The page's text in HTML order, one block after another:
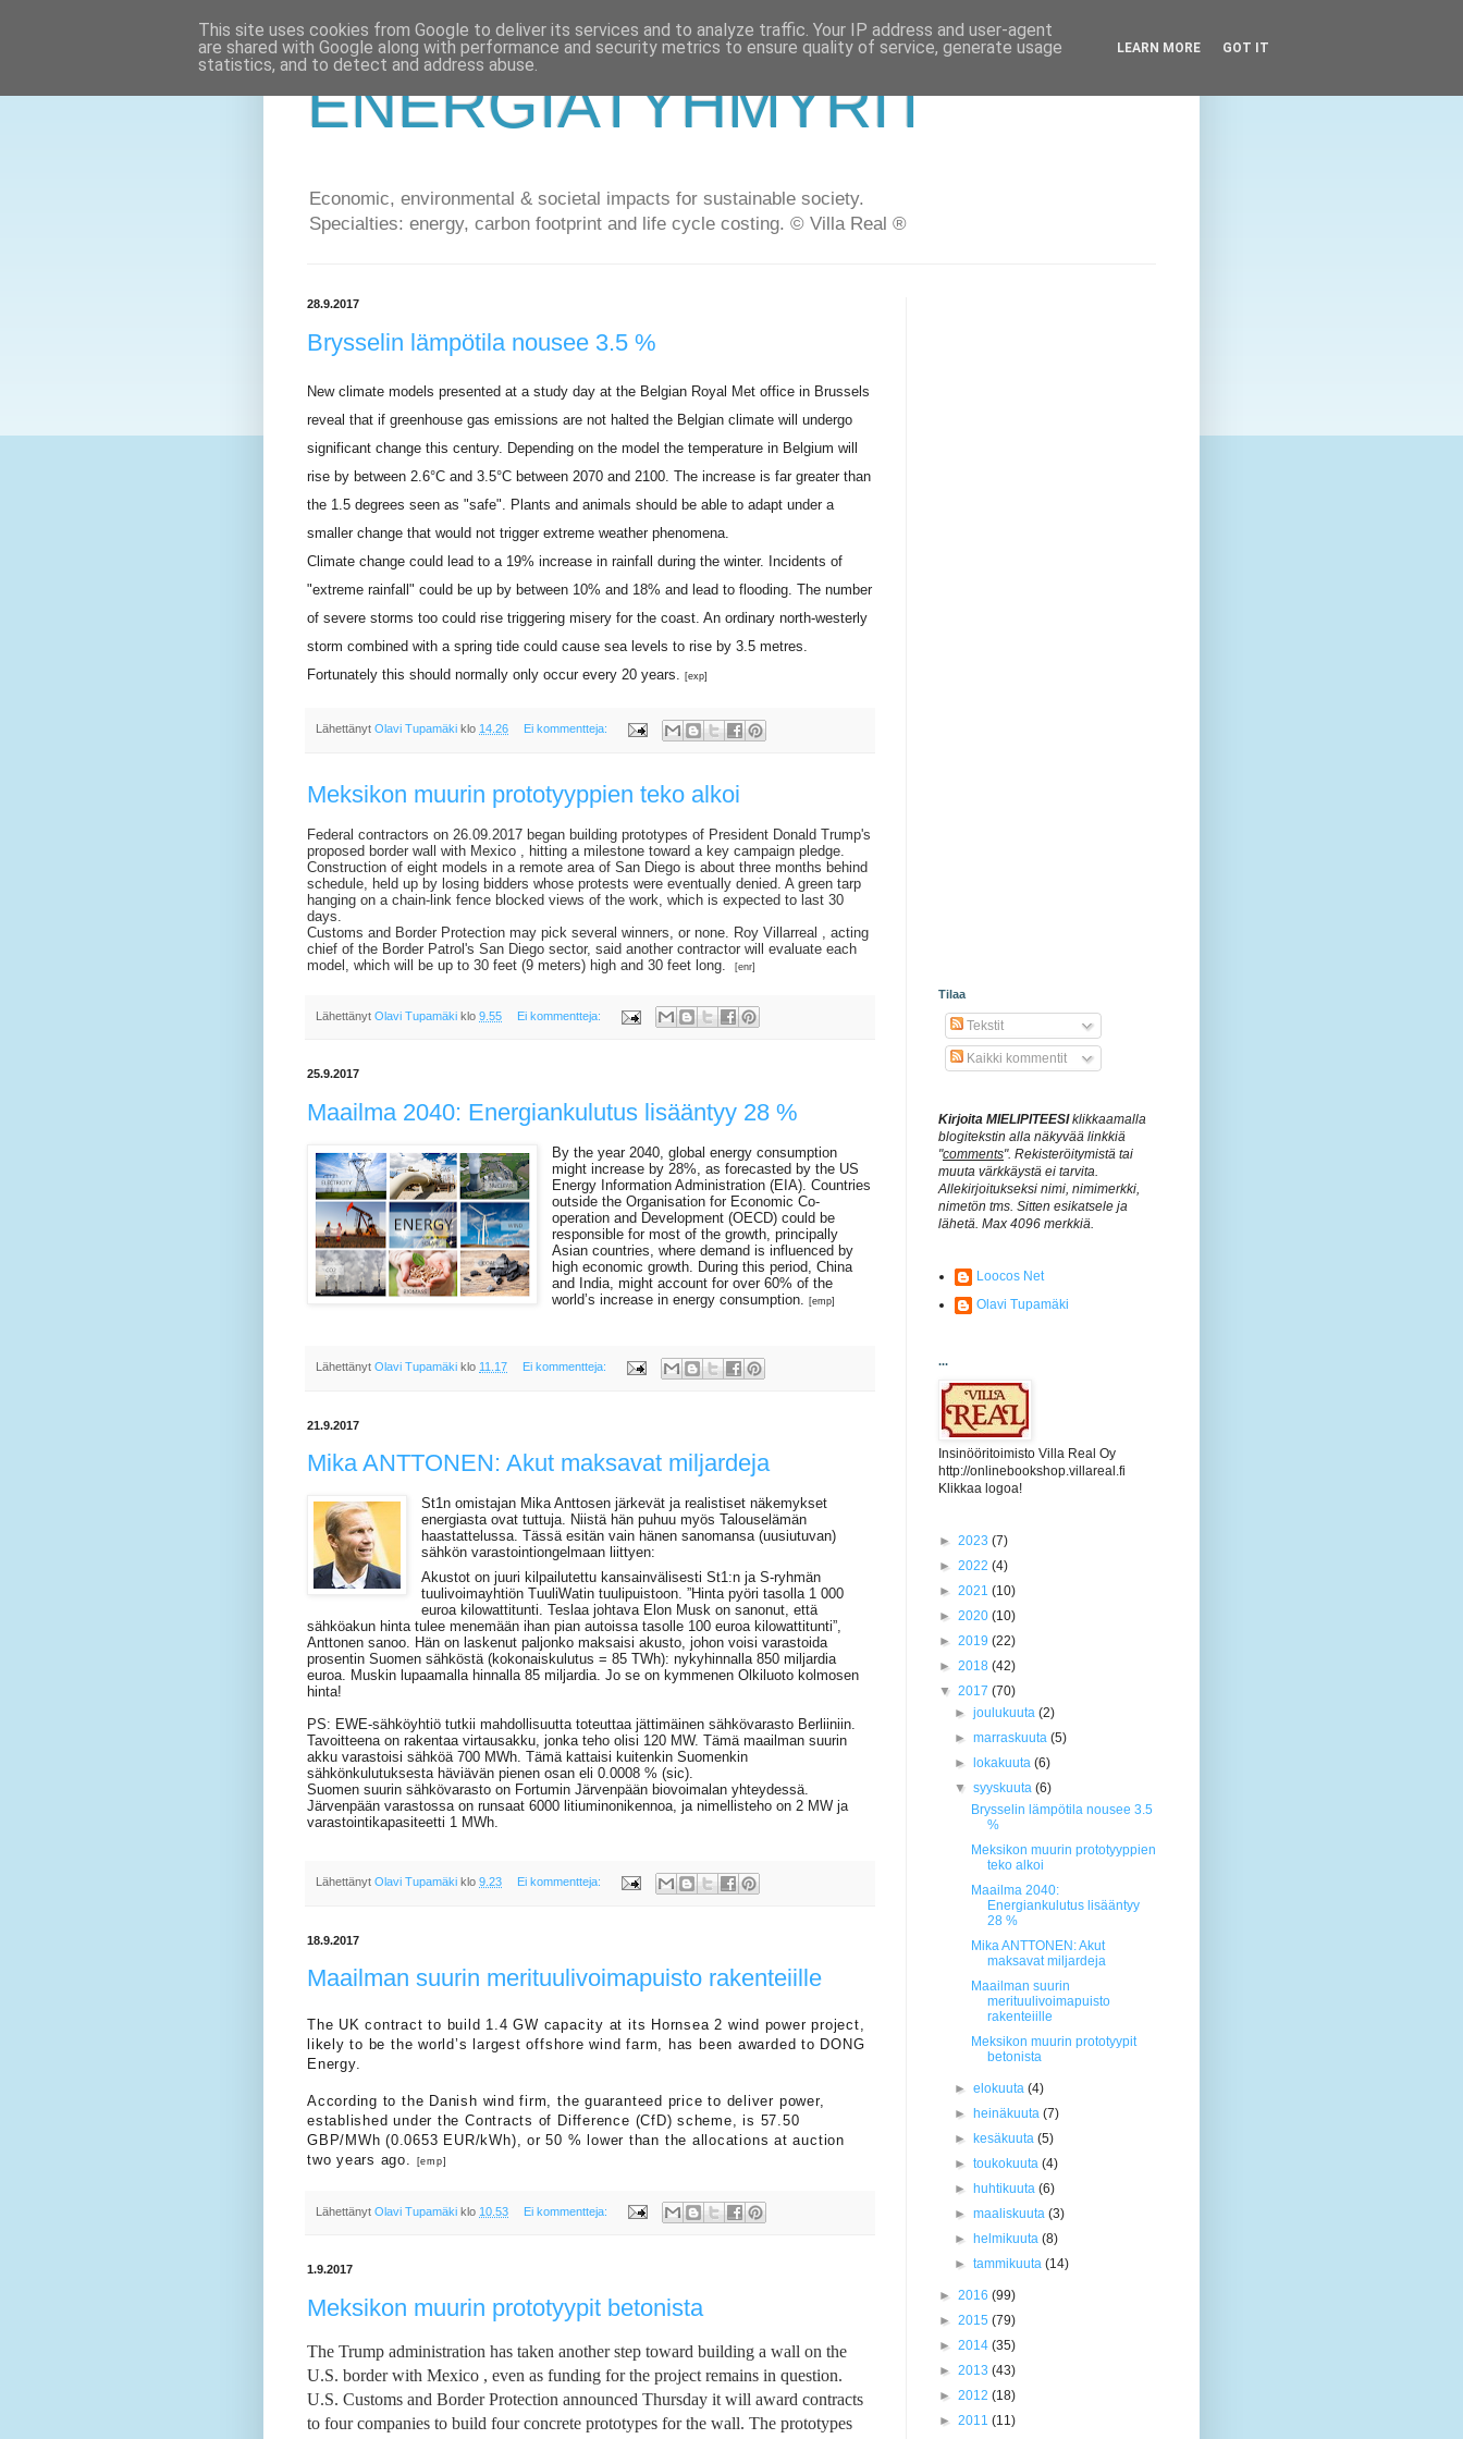
ENERGIATYHMYRIT
Economic, environmental & societal impacts for sustainable society.
Specialties: energy, carbon footprint and life cycle costing. © Villa Real ®
28.9.2017
Brysselin lämpötila nousee 3.5 %
New climate models presented at a study day at the Belgian Royal Met office in Brussels
reveal that if greenhouse gas emissions are not halted the Belgian climate will undergo
significant change this century. Depending on the model the temperature in Belgium will
rise by between 2.6°C and 3.5°C between 2070 and 2100. The increase is far greater than
the 1.5 degrees seen as "safe". Plants and animals should be able to adapt under a
smaller change that would not trigger extreme weather phenomena.
Climate change could lead to a 19% increase in rainfall during the winter. Incidents of
"extreme rainfall" could be up by between 10% and 18% and lead to flooding. The number
of severe storms too could rise triggering misery for the coast. An ordinary north-westerly
storm combined with a spring tide could cause sea levels to rise by 3.5 metres.
Fortunately this should normally only occur every 20 years. [exp]
Lähettänyt Olavi Tupamäki klo 14.26 Ei kommentteja:
Meksikon muurin prototyyppien teko alkoi
Federal contractors on 26.09.2017 began building prototypes of President Donald Trump's
proposed border wall with Mexico , hitting a milestone toward a key campaign pledge.
Construction of eight models in a remote area of San Diego is about three months behind
schedule, held up by losing bidders whose protests were eventually denied. A green tarp
hanging on a chain-link fence blocked views of the work, which is expected to last 30
days.
Customs and Border Protection may pick several winners, or none. Roy Villarreal , acting
chief of the Border Patrol's San Diego sector, said another contractor will evaluate each
model, which will be up to 30 feet (9 meters) high and 30 feet long.
[enr]
Lähettänyt Olavi Tupamäki klo 9.55 Ei kommentteja:
25.9.2017
Maailma 2040: Energiankulutus lisääntyy 28 %
By the year 2040, global energy consumption
might increase by 28%, as forecasted by the US
Energy Information Administration (EIA). Countries
outside the Organisation for Economic Co-
operation and Development (OECD) could be
responsible for most of the growth, principally
Asian countries, where demand is influenced by
high economic growth. During this period, China
and India, might account for over 60% of the
world’s increase in energy consumption.[emp]
Lähettänyt Olavi Tupamäki klo 11.17 Ei kommentteja:
21.9.2017
Mika ANTTONEN: Akut maksavat miljardeja
St1n omistajan Mika Anttosen järkevät ja realistiset näkemykset
energiasta ovat tuttuja. Niistä hän puhuu myös Talouselämän
haastattelussa. Tässä esitän vain hänen sanomansa (uusiutuvan)
sähkön varastointiongelmaan liittyen:
Akustot on juuri kilpailutettu kansainvälisesti St1:n ja S-ryhmän
tuulivoimayhtiön TuuliWatin tuulipuistoon. ”Hinta pyöri tasolla 1 000
euroa kilowattitunti. Teslaa johtava Elon Musk on sanonut, että
sähköakun hinta tulee menemään ihan pian autoissa tasolle 100 euroa kilowattitunti”,
Anttonen sanoo. Hän on laskenut paljonko maksaisi akusto, johon voisi varastoida
prosentin Suomen sähköstä (kokonaiskulutus = 85 TWh): nykyhinnalla 850 miljardia
euroa. Muskin lupaamalla hinnalla 85 miljardia. Jo se on kymmenen Olkiluoto kolmosen
hinta!
PS: EWE-sähköyhtiö tutkii mahdollisuutta toteuttaa jättimäinen sähkövarasto Berliiniin.
Tavoitteena on rakentaa virtausakku, jonka teho olisi 120 MW. Tämä maailman suurin
akku varastoisi sähköä 700 MWh. Tämä kattaisi kuitenkin Suomenkin
sähkönkulutuksesta häviävän pienen osan eli 0.0008 % (sic).
Suomen suurin sähkövarasto on Fortumin Järvenpään biovoimalan yhteydessä.
Järvenpään varastossa on runsaat 6000 litiuminonikennoa, ja nimellisteho on 2 MW ja
varastointikapasiteetti 1 MWh.
Lähettänyt Olavi Tupamäki klo 9.23 Ei kommentteja:
18.9.2017
Maailman suurin merituulivoimapuisto rakenteiille
The UK contract to build 1.4 GW capacity at its Hornsea 2 wind power project,
likely to be the world’s largest offshore wind farm, has been awarded to DONG
Energy.
According to the Danish wind firm, the guaranteed price to deliver power,
established under the Contracts of Difference (CfD) scheme, is 57.50
GBP/MWh (0.0653 EUR/kWh), or 50 % lower than the allocations at auction
two years ago.
[emp]
Lähettänyt Olavi Tupamäki klo 10.53 Ei kommentteja:
1.9.2017
Meksikon muurin prototyypit betonista
The Trump administration has taken another step toward building a wall on the
U.S. border with Mexico , even as funding for the project remains in question.
U.S. Customs and Border Protection announced Thursday it will award contracts
to four companies to build four concrete prototypes for the wall. The prototypes
Tilaa
Tekstit
Kaikki kommentit
Kirjoita MIELIPITEESIklikkaamalla
blogitekstin alla näkyvää linkkiä
"comments". Rekisteröitymistä tai
muuta värkkäystä ei tarvita.
Allekirjoitukseksi nimi, nimimerkki,
nimetön tms. Sitten esikatsele ja
lähetä. Max 4096 merkkiä.
Loocos Net
Olavi Tupamäki
...
Insinööritoimisto Villa Real Oy
http://onlinebookshop.villareal.fi
Klikkaa logoa!
► 2023 (7)
► 2022 (4)
► 2021 (10)
► 2020 (10)
► 2019 (22)
► 2018 (42)
▼ 2017 (70)
►joulukuuta(2)
►marraskuuta(5)
►
lokakuuta(6)
▼syyskuuta(6)
Brysselin lämpötila nousee 3.5
%
Meksikon muurin prototyyppien
teko alkoi
Maailma 2040:
Energiankulutus lisääntyy
28 %
Mika ANTTONEN: Akut
maksavat miljardeja
Maailman suurin
merituulivoimapuisto
rakenteiille
Meksikon muurin prototyypit
betonista
►elokuuta(4)
►
heinäkuuta(7)
►
kesäkuuta(5)
►toukokuuta(4)
►
huhtikuuta(6)
►maaliskuuta(3)
►
helmikuuta(8)
►tammikuuta(14)
► 2016 (99)
► 2015 (79)
► 2014 (35)
► 2013 (43)
► 2012 (18)
► 2011 (11)
This site uses cookies from Google to deliver its services and to analyze traffic. Your IP address and user-agent
are shared with Google along with performance and security metrics to ensure quality of service, generate usage
statistics, and to detect and address abuse.
LEARN MORE GOT IT